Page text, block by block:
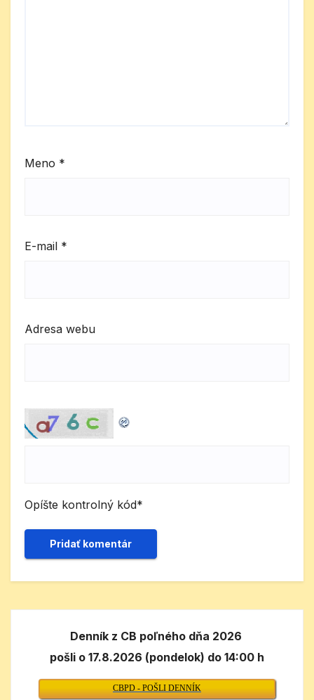
Meno *
E-mail *
Adresa webu
Opíšte kontrolný kód*
Denník z CB poľného dňa 2026
pošli o 17.8.2026 (pondelok) do 14:00 h
CBPD - POŠLI DENNÍK